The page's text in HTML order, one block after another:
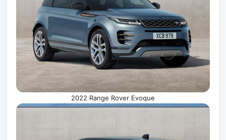
2022 Range Rover Evoque